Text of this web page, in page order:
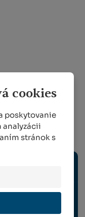
cookies
poskytovanie
analyzácii
stránok s